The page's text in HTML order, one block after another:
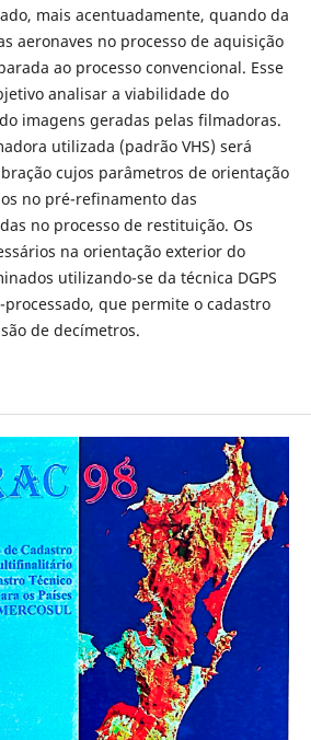
mais acentuadamente, quando da
aeronaves no processo de aquisição
ao processo convencional. Esse
analisar a viabilidade do
imagens geradas pelas filmadoras.
utilizada (padrão VHS) será
cujos parâmetros de orientação
no pré-refinamento das
no processo de restituição. Os
na orientação exterior do
utilizando-se da técnica DGPS
processado, que permite o cadastro
de decímetros.